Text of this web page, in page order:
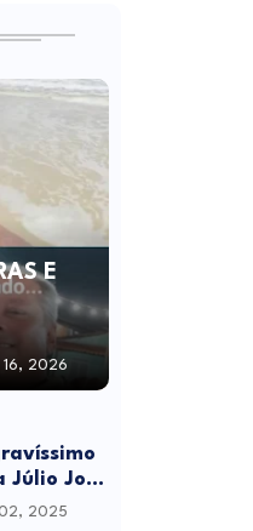
E
2026
Júlio José
um
2025